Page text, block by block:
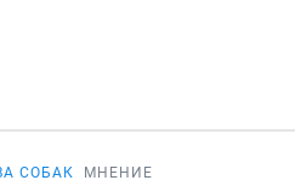
СОБАК МНЕНИЕ